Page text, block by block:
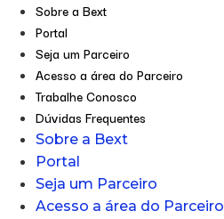
Sobre a Bext
Portal
Seja um Parceiro
Acesso a área do Parceiro
Trabalhe Conosco
Dúvidas Frequentes
Sobre a Bext
Portal
Seja um Parceiro
Acesso a área do Parceiro